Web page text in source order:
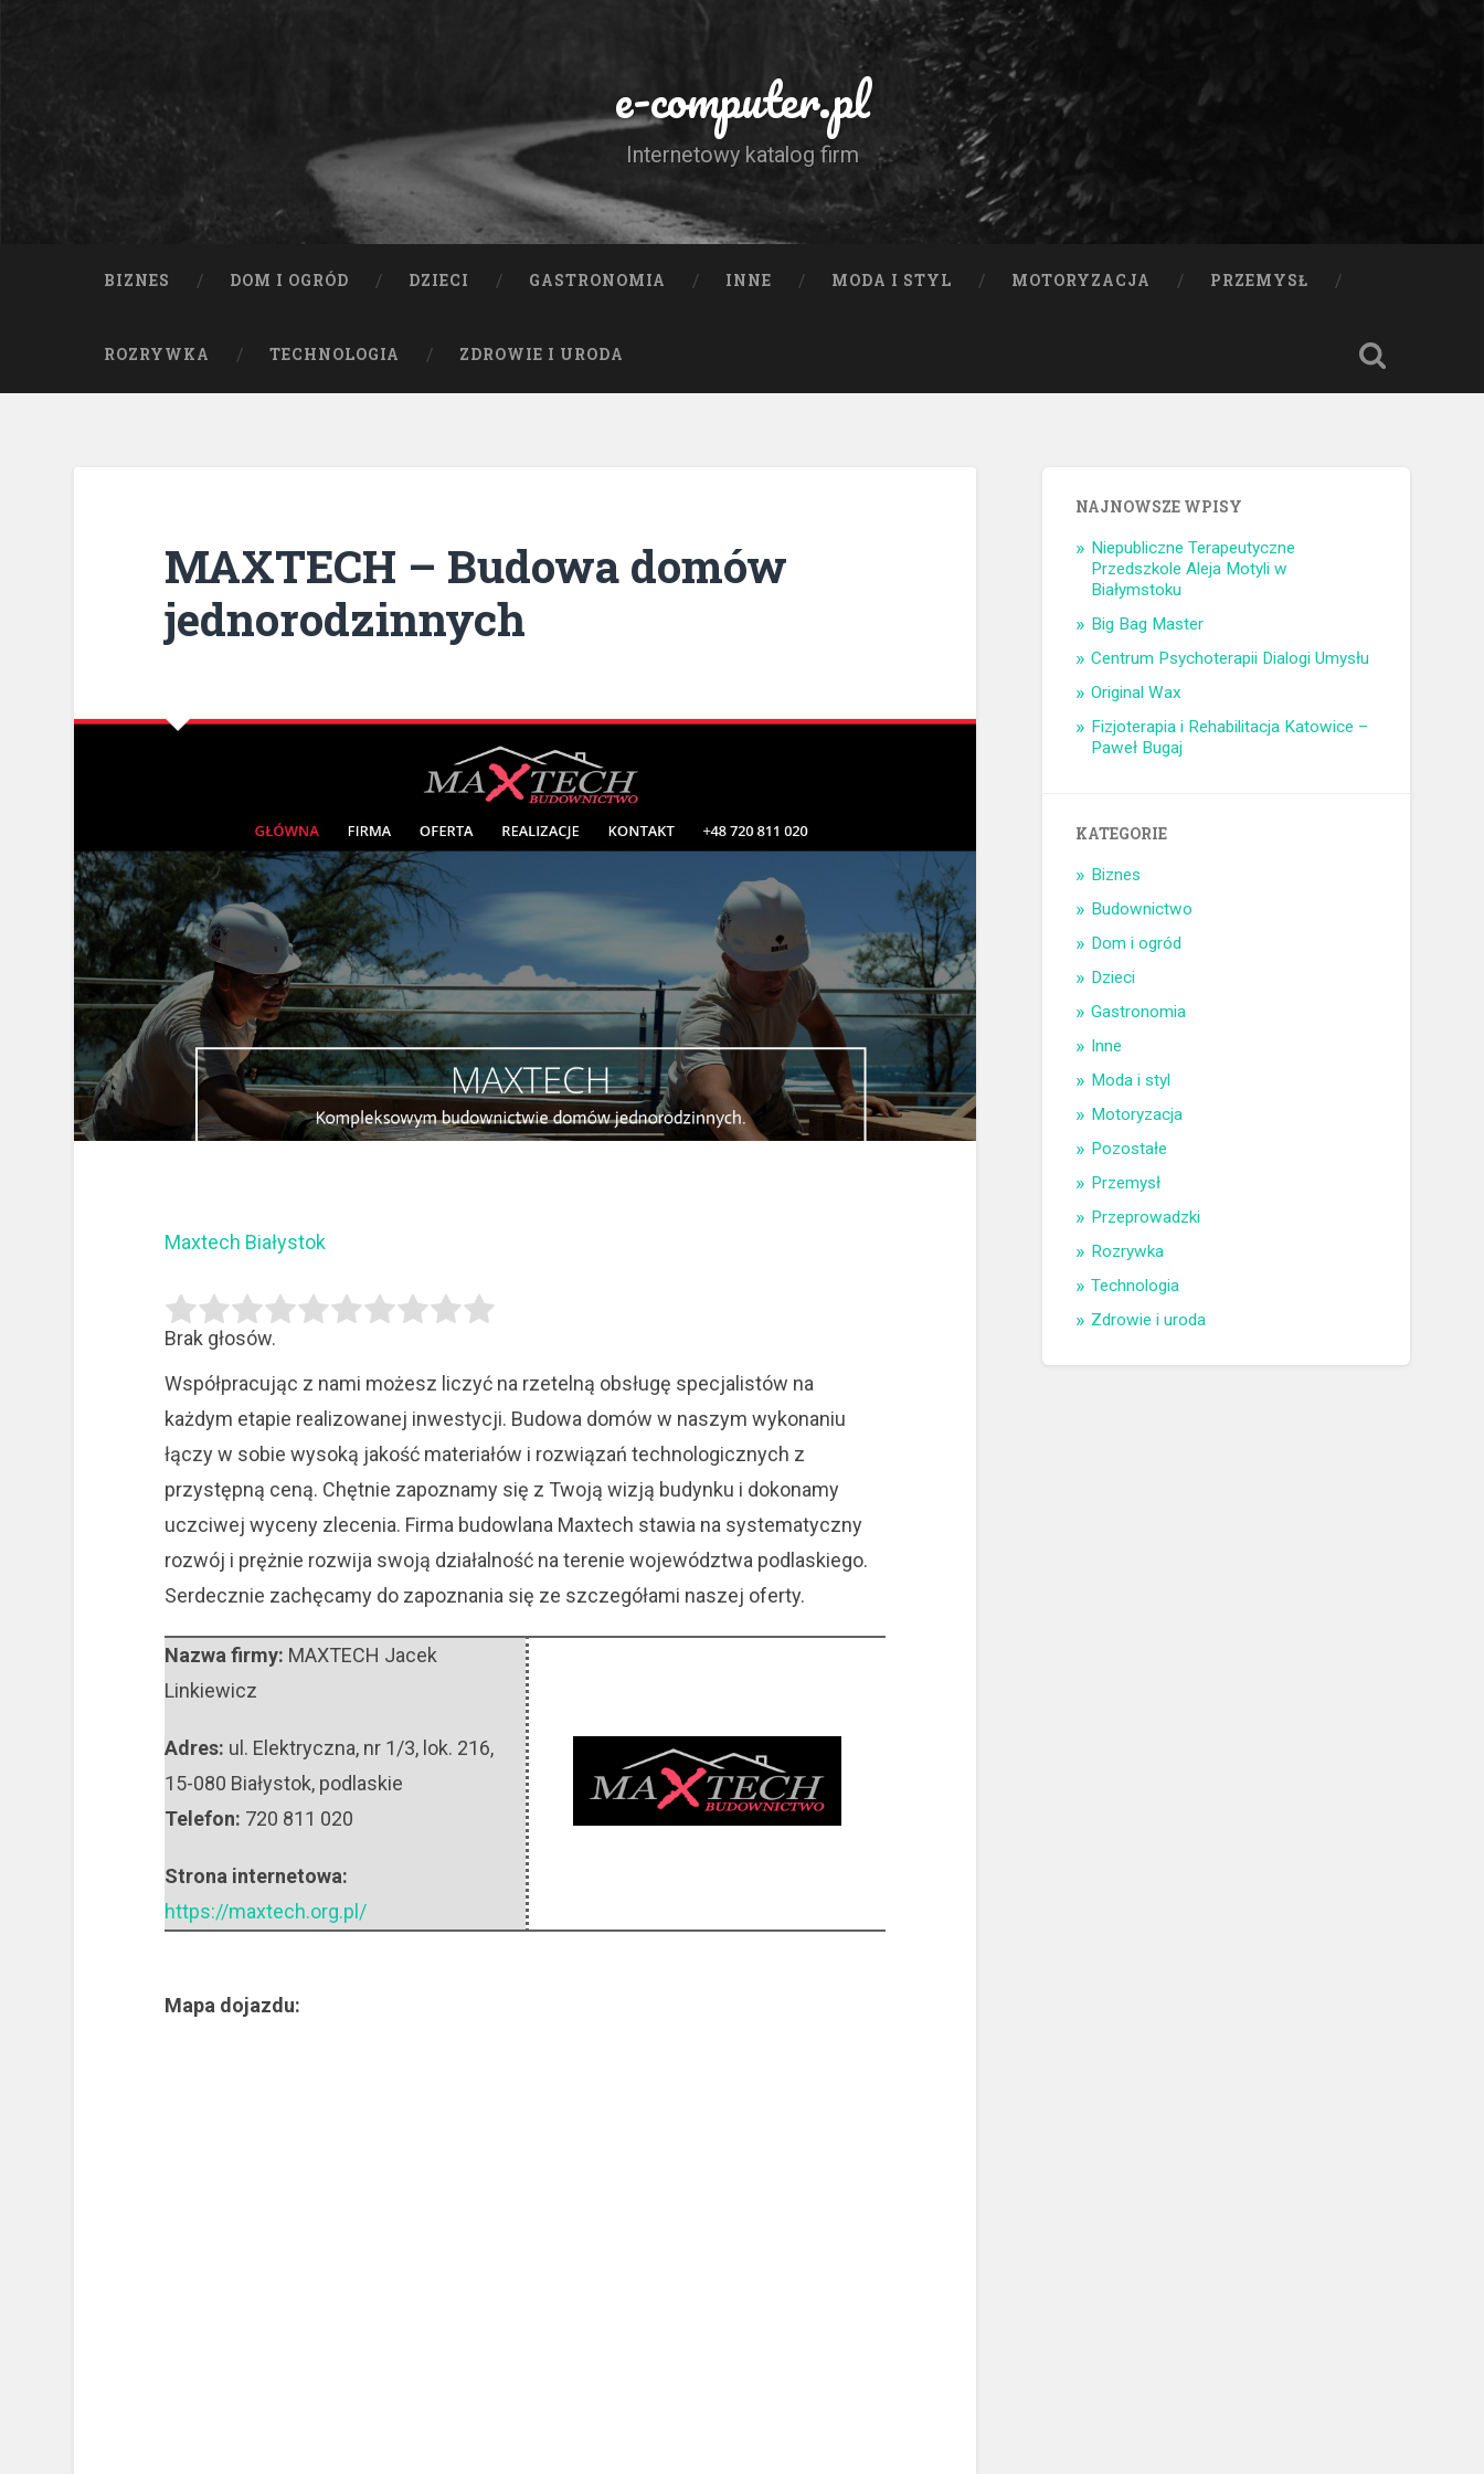
e-computer.pl
Internetowy katalog firm
BIZNES DOM I OGRÓD DZIECI GASTRONOMIA INNE MODA I STYL MOTORYZACJA PRZEMYSŁ
ROZRYWKA TECHNOLOGIA ZDROWIE I URODA
MAXTECH – Budowa domów
jednorodzinnych
Maxtech Białystok
Brak głosów.
Współpracując z nami możesz liczyć na rzetelną obsługę specjalistów na
każdym etapie realizowanej inwestycji. Budowa domów w naszym wykonaniu
łączy w sobie wysoką jakość materiałów i rozwiązań technologicznych z
przystępną ceną. Chętnie zapoznamy się z Twoją wizją budynku i dokonamy
uczciwej wyceny zlecenia. Firma budowlana Maxtech stawia na systematyczny
rozwój i prężnie rozwija swoją działalność na terenie województwa podlaskiego.
Serdecznie zachęcamy do zapoznania się ze szczegółami naszej oferty.
Nazwa firmy: MAXTECH Jacek
Linkiewicz
Adres: ul. Elektryczna, nr 1/3, lok. 216,
15-080 Białystok, podlaskie
Telefon: 720 811 020
Strona internetowa:
https://maxtech.org.pl/
Mapa dojazdu:
NAJNOWSZE WPISY
Niepubliczne Terapeutyczne
Przedszkole Aleja Motyli w
Białymstoku
Big Bag Master
Centrum Psychoterapii Dialogi Umysłu
Original Wax
Fizjoterapia i Rehabilitacja Katowice –
Paweł Bugaj
KATEGORIE
Biznes
Budownictwo
Dom i ogród
Dzieci
Gastronomia
Inne
Moda i styl
Motoryzacja
Pozostałe
Przemysł
Przeprowadzki
Rozrywka
Technologia
Zdrowie i uroda